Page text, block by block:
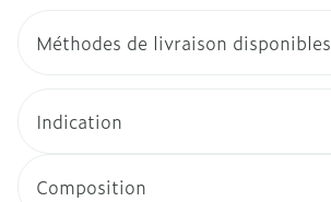
Méthodes de livraison disponibles
Indication
Composition